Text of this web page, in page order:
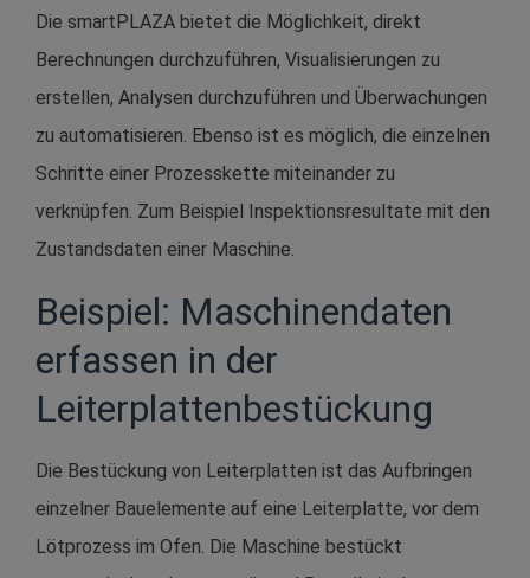
Die smartPLAZA bietet die Möglichkeit, direkt
Berechnungen durchzuführen, Visualisierungen zu
erstellen, Analysen durchzuführen und Überwachungen
zu automatisieren. Ebenso ist es möglich, die einzelnen
Schritte einer Prozesskette miteinander zu
verknüpfen. Zum Beispiel Inspektionsresultate mit den
Zustandsdaten einer Maschine.
Beispiel: Maschinendaten
erfassen in der
Leiterplattenbestückung
Die Bestückung von Leiterplatten ist das Aufbringen
einzelner Bauelemente auf eine Leiterplatte, vor dem
Lötprozess im Ofen. Die Maschine bestückt